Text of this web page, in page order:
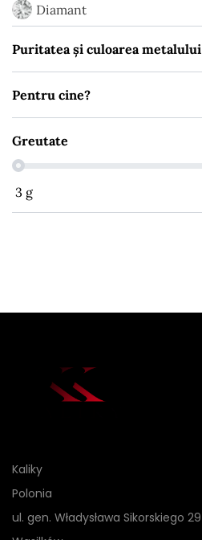
Diamant
Puritatea și culoarea metalului
Pentru cine?
Greutate
3 g
Kaliky
Polonia
ul. gen. Władysława Sikorskiego 29